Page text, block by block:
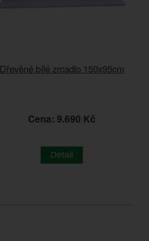
Dřevěné bílé zrcadlo 150x95cm
Cena: 9.690 Kč
Detail